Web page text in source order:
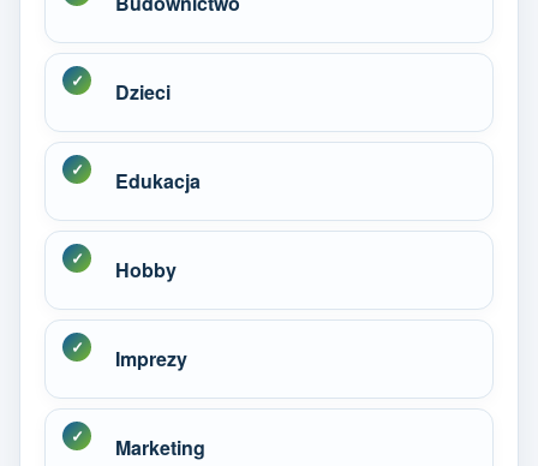
Dzieci
Edukacja
Hobby
Imprezy
Marketing